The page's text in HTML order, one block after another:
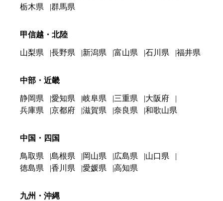
栃木県
群馬県
甲信越・北陸
山梨県 長野県 新潟県 富山県 石川県 福井県
中部・近畿
静岡県 愛知県 岐阜県 三重県
大阪府
兵庫県
京都府 滋賀県 奈良県 和歌山県
中国・四国
鳥取県 島根県 岡山県 広島県
山口県
徳島県
香川県 愛媛県 高知県
九州・沖縄